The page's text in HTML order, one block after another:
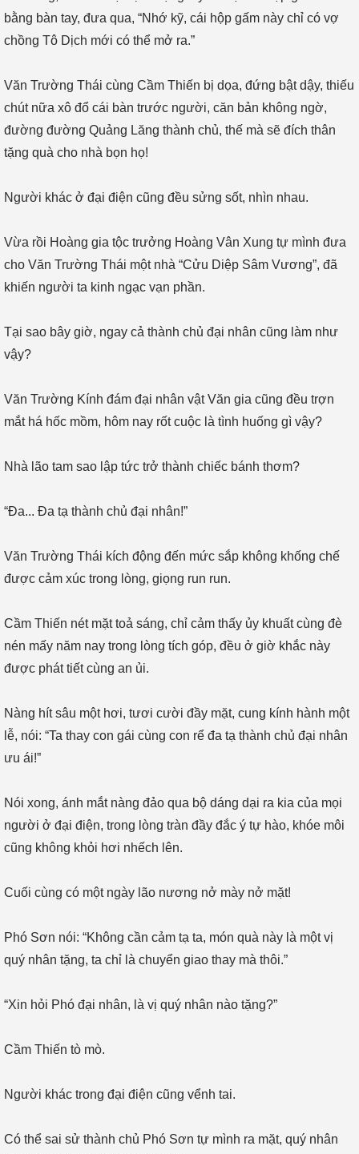
bằng bàn tay, đưa qua, “Nhớ kỹ, cái hộp gấm này chỉ có vợ
chồng Tô Dịch mới có thể mở ra.”
Văn Trường Thái cùng Cầm Thiến bị dọa, đứng bật dậy, thiếu
chút nữa xô đổ cái bàn trước người, căn bản không ngờ,
đường đường Quảng Lăng thành chủ, thế mà sẽ đích thân
tặng quà cho nhà bọn họ!
Người khác ở đại điện cũng đều sửng sốt, nhìn nhau.
Vừa rồi Hoàng gia tộc trưởng Hoàng Vân Xung tự mình đưa
cho Văn Trường Thái một nhà “Cửu Diệp Sâm Vương”, đã
khiến người ta kinh ngạc vạn phần.
Tại sao bây giờ, ngay cả thành chủ đại nhân cũng làm như
vậy?
Văn Trường Kính đám đại nhân vật Văn gia cũng đều trợn
mắt há hốc mồm, hôm nay rốt cuộc là tình huống gì vậy?
Nhà lão tam sao lập tức trở thành chiếc bánh thơm?
“Đa... Đa tạ thành chủ đại nhân!”
Văn Trường Thái kích động đến mức sắp không khống chế
được cảm xúc trong lòng, giọng run run.
Cầm Thiến nét mặt toả sáng, chỉ cảm thấy ủy khuất cùng đè
nén mấy năm nay trong lòng tích góp, đều ở giờ khắc này
được phát tiết cùng an ủi.
Nàng hít sâu một hơi, tươi cười đầy mặt, cung kính hành một
lễ, nói: “Ta thay con gái cùng con rể đa tạ thành chủ đại nhân
ưu ái!”
Nói xong, ánh mắt nàng đảo qua bộ dáng dại ra kia của mọi
người ở đại điện, trong lòng tràn đầy đắc ý tự hào, khóe môi
cũng không khỏi hơi nhếch lên.
Cuối cùng có một ngày lão nương nở mày nở mặt!
Phó Sơn nói: “Không cần cảm tạ ta, món quà này là một vị
quý nhân tặng, ta chỉ là chuyển giao thay mà thôi.”
“Xin hỏi Phó đại nhân, là vị quý nhân nào tặng?”
Cầm Thiến tò mò.
Người khác trong đại điện cũng vểnh tai.
Có thể sai sử thành chủ Phó Sơn tự mình ra mặt, quý nhân